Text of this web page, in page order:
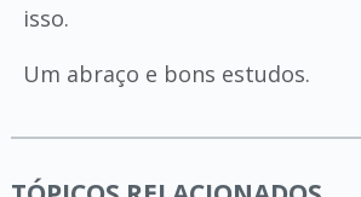
isso.
Um abraço e bons estudos.